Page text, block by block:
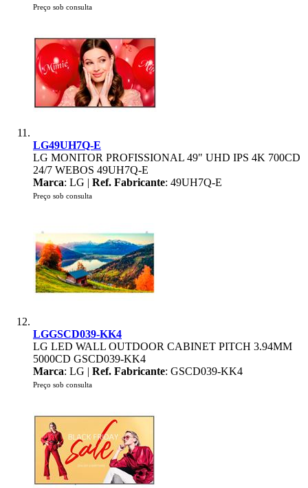
Preço sob consulta
LG49UH7Q-E
LG MONITOR PROFISSIONAL 49" UHD IPS 4K 700CD
24/7 WEBOS 49UH7Q-E
Marca: LG | Ref. Fabricante: 49UH7Q-E
Preço sob consulta
LGGSCD039-KK4
LG LED WALL OUTDOOR CABINET PITCH 3.94MM
5000CD GSCD039-KK4
Marca: LG | Ref. Fabricante: GSCD039-KK4
Preço sob consulta